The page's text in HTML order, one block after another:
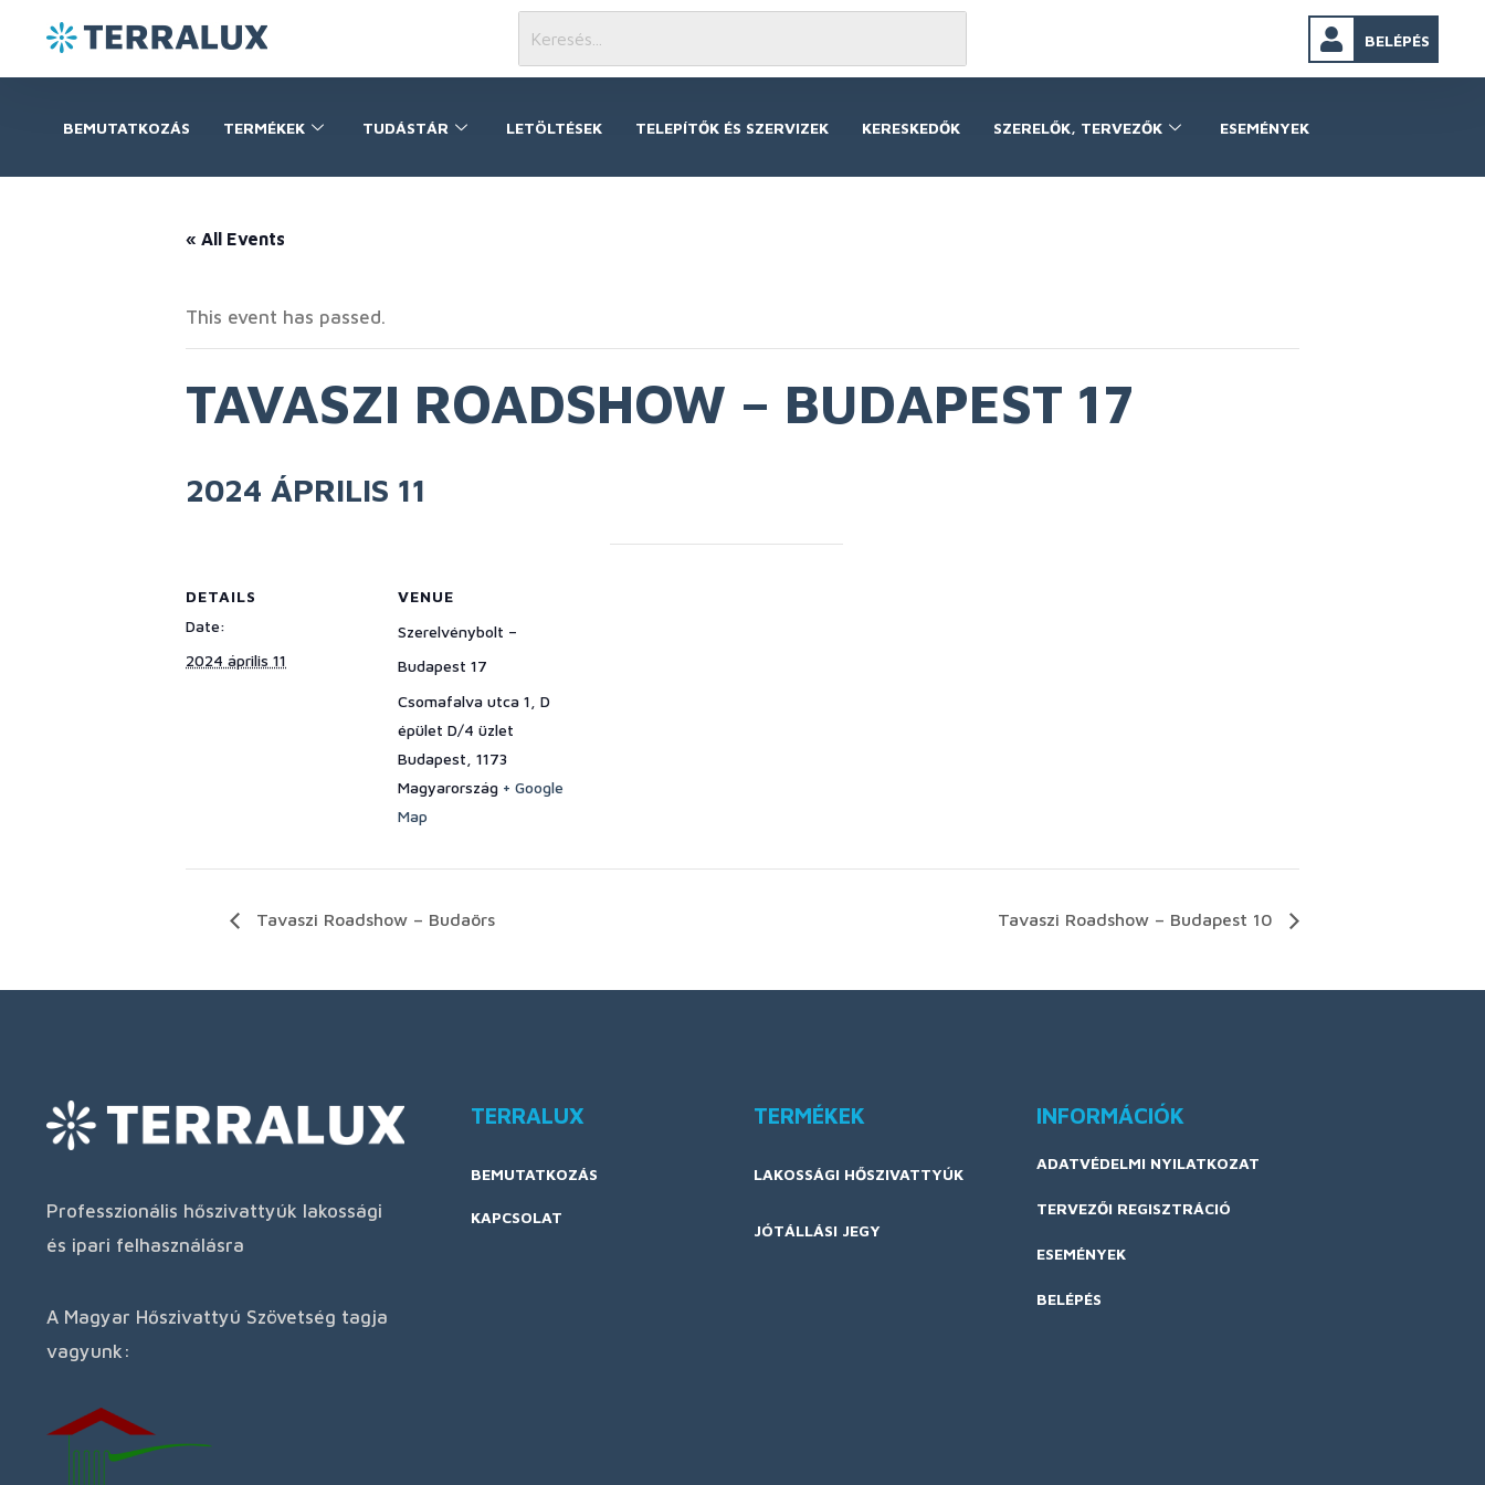
BELÉPÉS
BEMUTATKOZÁS TERMÉKEK TUDÁSTÁR LETÖLTÉSEK TELEPÍTŐK ÉS SZERVIZEK KERESKEDŐK SZERELŐK, TERVEZŐK ESEMÉNYEK
« All Events
This event has passed.
TAVASZI ROADSHOW – BUDAPEST 17
2024 ÁPRILIS 11
DETAILS
Date:
2024 április 11
VENUE
Szerelvénybolt –
Budapest 17
Csomafalva utca 1, D
épület D/4 üzlet
Budapest 1173
Magyarország + Google
Map
Tavaszi Roadshow – Budaörs Tavaszi Roadshow – Budapest 10
Professzionális hőszivattyúk lakossági
és ipari felhasználásra
A Magyar Hőszivattyú Szövetség tagja
vagyunk:
TERRALUX
BEMUTATKOZÁS
KAPCSOLAT
TERMÉKEK
LAKOSSÁGI HŐSZIVATTYÚK
JÓTÁLLÁSI JEGY
INFORMÁCIÓK
ADATVÉDELMI NYILATKOZAT
TERVEZŐI REGISZTRÁCIÓ
ESEMÉNYEK
BELÉPÉS